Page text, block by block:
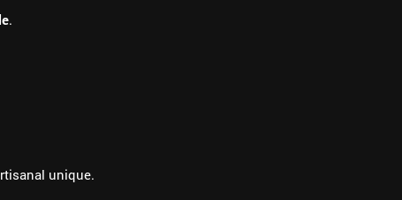
.
unique.